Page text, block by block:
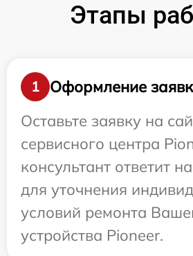
Этапы
1
Оформление
Оставьте заявку на
сервисного центра
консультант ответит
для уточнения
условий ремонта
устройства Pioneer.